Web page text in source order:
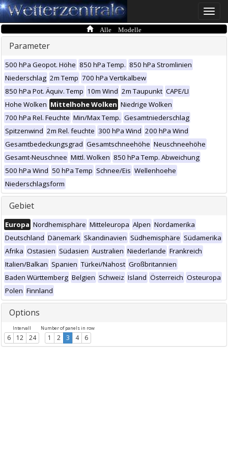
Toggle
Alle Modelle
Parameter
500 hPa Geopot. Höhe 850 hPa Temp. 850 hPa Stromlinien
Niederschlag 2m Temp 700 hPa Vertikalbew
850 hPa Pot. Äquiv. Temp 10m Wind 2m Taupunkt CAPE/LI
Hohe Wolken Mittelhohe Wolken Niedrige Wolken
700 hPa Rel. Feuchte Min/Max Temp. Gesamtniederschlag
Spitzenwind 2m Rel. feuchte 300 hPa Wind 200 hPa Wind
Gesamtbedeckungsgrad Gesamtschneehöhe Neuschneehöhe
Gesamt-Neuschnee Mittl. Wolken 850 hPa Temp. Abweichung
500 hPa Wind 50 hPa Temp Schnee/Eis Wellenhoehe
Niederschlagsform
Gebiet
Europa Nordhemisphäre Mitteleuropa Alpen Nordamerika
Deutschland Dänemark Skandinavien Südhemisphäre Südamerika
Afrika Ostasien Südasien Australien Niederlande Frankreich
Italien/Balkan Spanien Türkei/Nahost Großbritannien
Baden Württemberg Belgien Schweiz Island Österreich Osteuropa
Polen Finnland
Options
Intervall
6 12 24
Number of panels in row
1 2 3 4 6